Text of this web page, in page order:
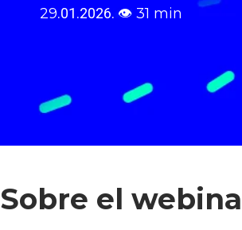
29.01.2026. 👁 31 min
Sobre el